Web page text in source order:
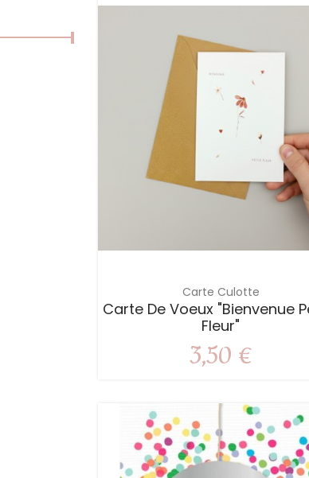
Carte Culotte
Carte De Voeux "Bienvenue
Fleur"
3,50 €